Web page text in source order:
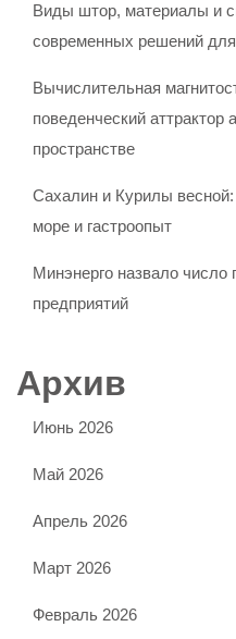
Виды штор, материалы и
современных решений
Вычислительная
поведенческий аттрактор
пространстве
Сахалин и Курилы весной:
море и гастроопыт
Минэнерго назвало
предприятий
Архив
Июнь 2026
Май 2026
Апрель 2026
Март 2026
Февраль 2026